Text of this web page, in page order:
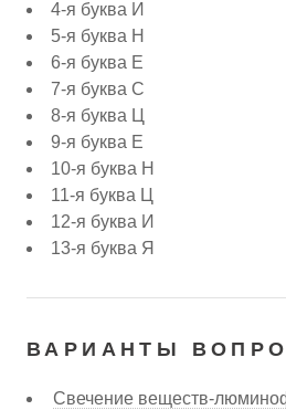
4-я буква И
5-я буква Н
6-я буква Е
7-я буква С
8-я буква Ц
9-я буква Е
10-я буква Н
11-я буква Ц
12-я буква И
13-я буква Я
ВАРИАНТЫ
Свечение веществ-